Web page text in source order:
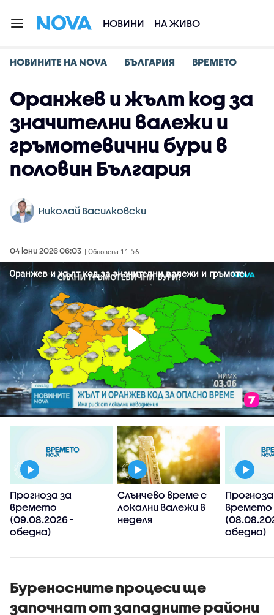
НОВИНИ НА ЖИВО
НОВИНИТЕ НА NOVA БЪЛГАРИЯ ВРЕМЕТО
Оранжев и жълт код за
значителни валежи и
гръмотевични бури в
половин България
Николай Василковски
04 юни 2026 06:03 | Обновена 11:56
Прогноза за
времето
(09.08.2026 -
обедна)
Слънчево време с
локални валежи в
неделя
времето
обедна)
Буреносните процеси ще
започнат от западните райони